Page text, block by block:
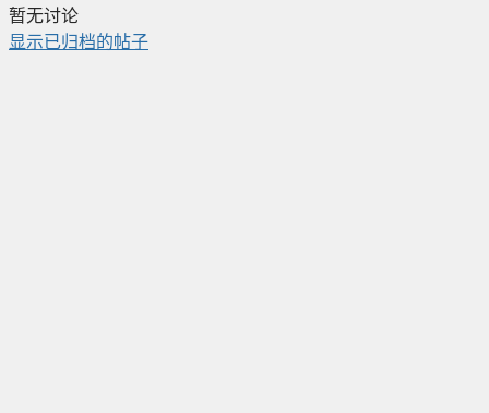
暂无讨论
显示已归档的帖子